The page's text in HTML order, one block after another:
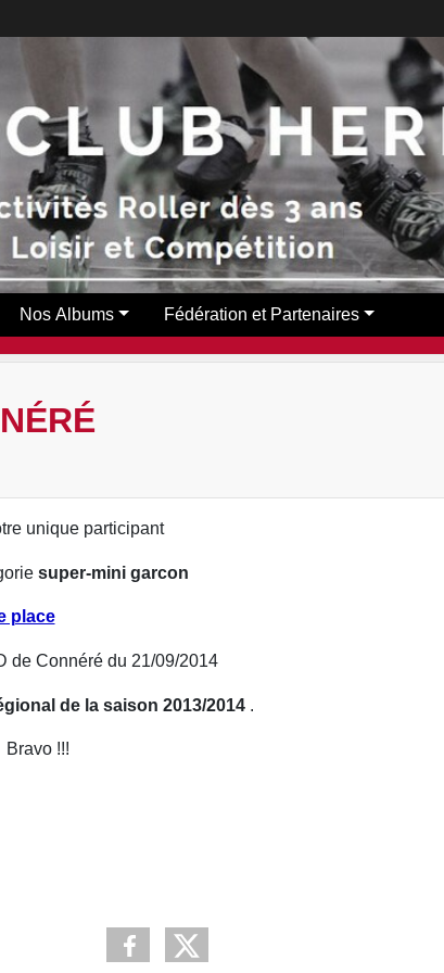
Nos Albums Fédération et Partenaires
unique participant
super-mini garcon
place
de Connéré du 21/09/2014
de la saison 2013/2014.
Bravo !!!